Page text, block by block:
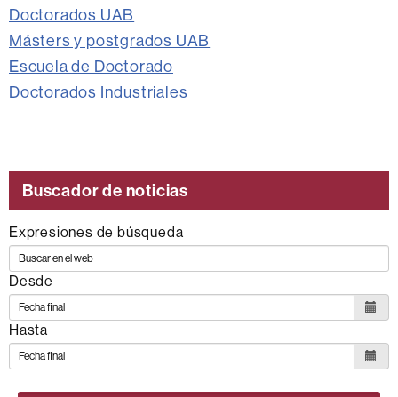
Doctorados UAB
Másters y postgrados UAB
Escuela de Doctorado
Doctorados Industriales
Buscador de noticias
Expresiones de búsqueda
Desde
Hasta